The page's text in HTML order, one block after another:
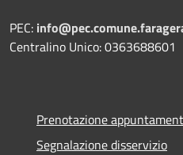
PEC:
Centralino Unico: 0363688601
Prenotazione
Segnalazione disservizio